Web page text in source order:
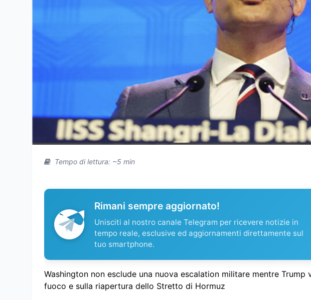
Tempo di lettura: ~5 min
Rimani sempre aggiornato!
Unisciti al nostro canale Telegram per ricevere notizie in
tempo reale, esclusive ed aggiornamenti direttamente sul
tuo smartphone.
Washington non esclude una nuova escalation militare mentre Trump
fuoco e sulla riapertura dello Stretto di Hormuz